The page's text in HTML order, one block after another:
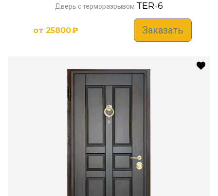
Дверь с терморазрывом TER-6
от 25800₽ Заказать